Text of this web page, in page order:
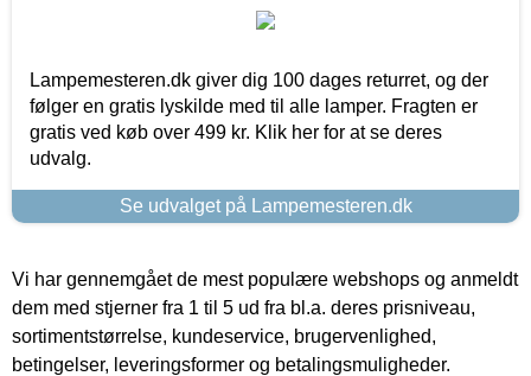
Lampemesteren.dk giver dig 100 dages returret, og der
følger en gratis lyskilde med til alle lamper. Fragten er
gratis ved køb over 499 kr. Klik her for at se deres
udvalg.
Se udvalget på Lampemesteren.dk
Vi har gennemgået de mest populære webshops og anmeldt
dem med stjerner fra 1 til 5 ud fra bl.a. deres prisniveau,
sortimentstørrelse, kundeservice, brugervenlighed,
betingelser, leveringsformer og betalingsmuligheder.